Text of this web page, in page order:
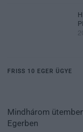
FRISS 10 EGER ÜGYE
Mindhárom
Egerben